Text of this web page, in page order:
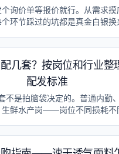
询价单等报价就行。从需求摸
环节踩过的坑都是真金白银换
几套？按岗位和行业整
配发标准
不是拍脑袋决定的。普通内勤
生鲜水产岗——岗位不同损耗不